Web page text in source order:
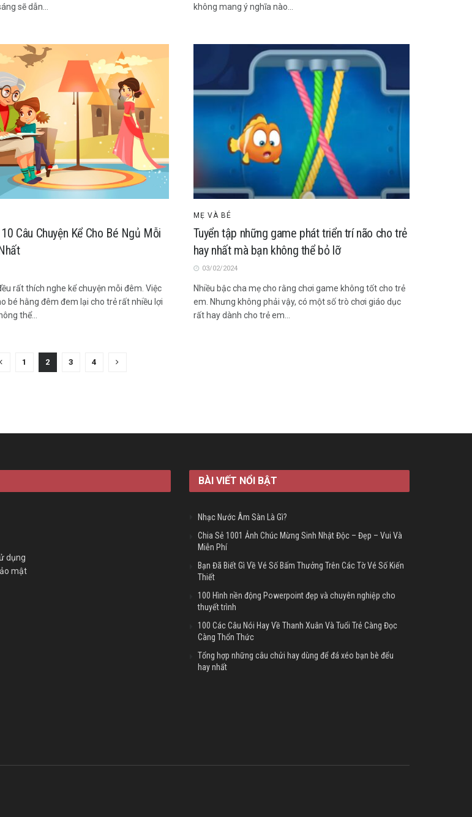
sẽ dẫn...
không mang ý nghĩa nào...
Câu Chuyện Kể Cho Bé Ngủ Mỗi
rất thích nghe kể chuyện mỗi đêm. Việc
bé hằng đêm đem lại cho trẻ rất nhiều lợi
thể...
MẸ VÀ BÉ
Tuyển tập những game phát triển trí não cho trẻ
hay nhất mà bạn không thể bỏ lỡ
03/02/2024
Nhiều bậc cha mẹ cho rằng chơi game không tốt cho trẻ
em. Nhưng không phải vậy, có một số trò chơi giáo dục
rất hay dành cho trẻ em...
1 2 3 4
dụng
mật
BÀI VIẾT NỔI BẬT
Nhạc Nước Âm Sàn Là Gì?
Chia Sẻ 1001 Ảnh Chúc Mừng Sinh Nhật Độc – Đẹp – Vui Và
Miễn Phí
Bạn Đã Biết Gì Về Vé Số Bấm Thưởng Trên Các Tờ Vé Số Kiến
Thiết
100 Hình nền động Powerpoint đẹp và chuyên nghiệp cho
thuyết trình
100 Các Câu Nói Hay Về Thanh Xuân Và Tuổi Trẻ Càng Đọc
Càng Thổn Thức
Tổng hợp những câu chửi hay dùng để đá xéo bạn bè đểu
hay nhất